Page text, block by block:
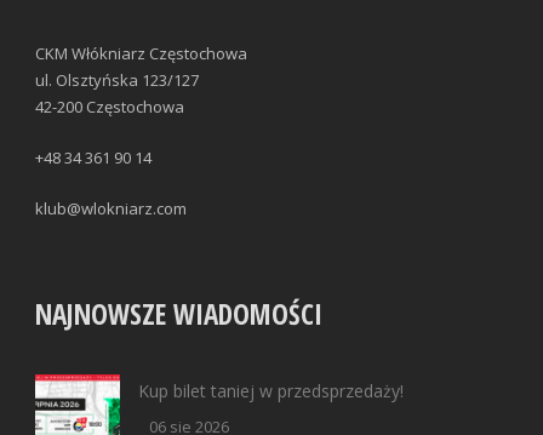
CKM Włókniarz Częstochowa
ul. Olsztyńska 123/127
42-200 Częstochowa
+48 34 361 90 14
klub@wlokniarz.com
NAJNOWSZE WIADOMOŚCI
Kup bilet taniej w przedsprzedaży!
06 sie 2026